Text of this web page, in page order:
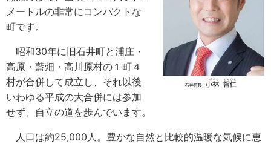
メートルの非常にコンパクトな
町です。
昭和30年に旧石井町と浦庄・
高原・藍畑・高川原村の１町４
村が合併して成立し、それ以後
いわゆる平成の大合併には参加
せず、自立の道を歩んでいます。
人口は約25,000人。豊かな自然と比較的温暖な気候に恵